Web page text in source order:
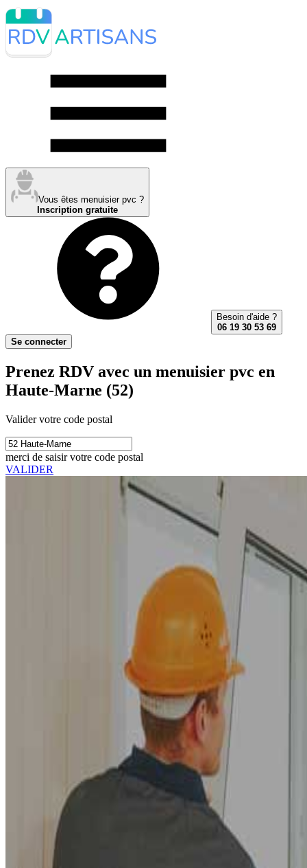
Vous êtes menuisier pvc ?
Inscription gratuite
Besoin d'aide ?
06 19 30 53 69
Se connecter
Prenez RDV avec un menuisier pvc en
Haute-Marne (52)
Valider votre code postal
merci de saisir votre code postal
VALIDER